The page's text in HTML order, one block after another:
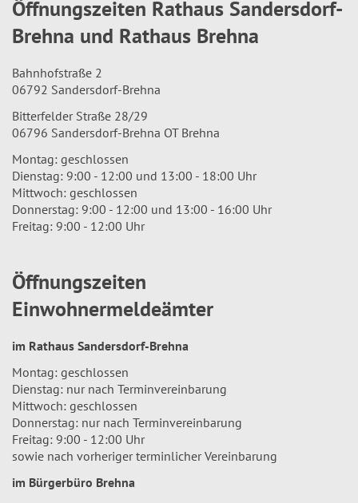
Öffnungszeiten Rathaus Sandersdorf-
Brehna und Rathaus Brehna
Bahnhofstraße 2
06792 Sandersdorf-Brehna
Bitterfelder Straße 28/29
06796 Sandersdorf-Brehna OT Brehna
Montag: geschlossen
Dienstag: 9:00 - 12:00 und 13:00 - 18:00 Uhr
Mittwoch: geschlossen
Donnerstag: 9:00 - 12:00 und 13:00 - 16:00 Uhr
Freitag: 9:00 - 12:00 Uhr
Öffnungszeiten
Einwohnermeldeämter
im Rathaus Sandersdorf-Brehna
Montag: geschlossen
Dienstag: nur nach Terminvereinbarung
Mittwoch: geschlossen
Donnerstag: nur nach Terminvereinbarung
Freitag: 9:00 - 12:00 Uhr
sowie nach vorheriger terminlicher Vereinbarung
im Bürgerbüro Brehna